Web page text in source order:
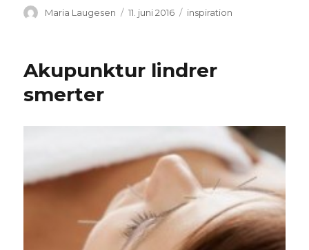
Forfatter
Maria Laugesen Udgivet
11. juni 2016 Kategorier
inspiration
Akupunktur lindrer
smerter